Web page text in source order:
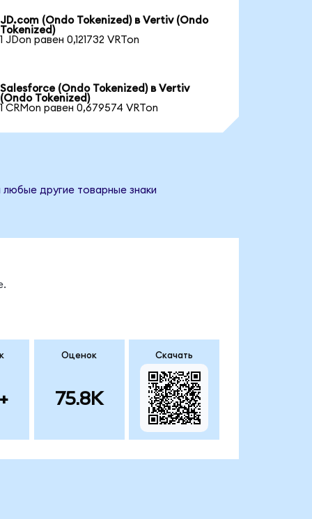
JD.com (Ondo Tokenized) в Vertiv (Ondo
Tokenized)
1 JDon равен 0,121732 VRTon
Salesforce (Ondo Tokenized) в Vertiv
(Ondo Tokenized)
1 CRMon равен 0,679574 VRTon
другие товарные знаки
Оценок
75.8K
Скачать